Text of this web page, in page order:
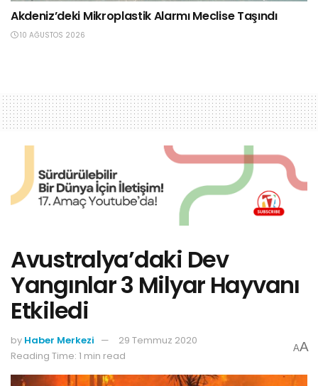
Akdeniz’deki Mikroplastik Alarmı Meclise Taşındı
10 AĞUSTOS 2026
Avustralya’daki Dev
Yangınlar 3 Milyar Hayvanı
Etkiledi
by Haber Merkezi
29 Temmuz 2020
Reading Time: 1 min read
AA